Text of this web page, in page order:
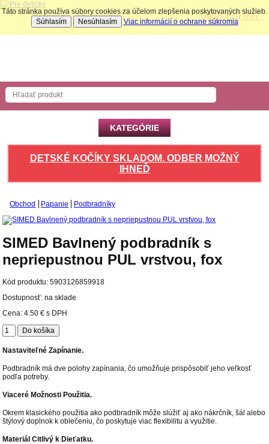
0908 120 087
KATEGÓRIE
DETSKÉ KOČÍKY SKLADOM. ODBER MOŽNÝ
IHNEĎ
Obchod Papanie Podbradníky
SIMED Bavlnený podbradník s
nepriepustnou PUL vrstvou, fox
Kód produktu:5903126859918
Dostupnosť: na sklade
Cena:4.50 € s DPH
Nastaviteľné Zapínanie.
Podbradník má dve polohy zapínania, čo umožňuje prispôsobiť jeho veľkosť
podľa potreby.
Viaceré Možnosti Použitia.
Okrem klasického použitia ako podbradník môže slúžiť aj ako nákrčník, šál alebo
štýlový doplnok k oblečeniu, čo poskytuje viac flexibilitu a využitie.
Materiál Citlivý k Dieťatku.
Táto stránka používa súbory cookies za účelom zlepšenia poskytovaných služieb.
Súhlasím
Nesúhlasím Viac informácií o ochrane súkromia